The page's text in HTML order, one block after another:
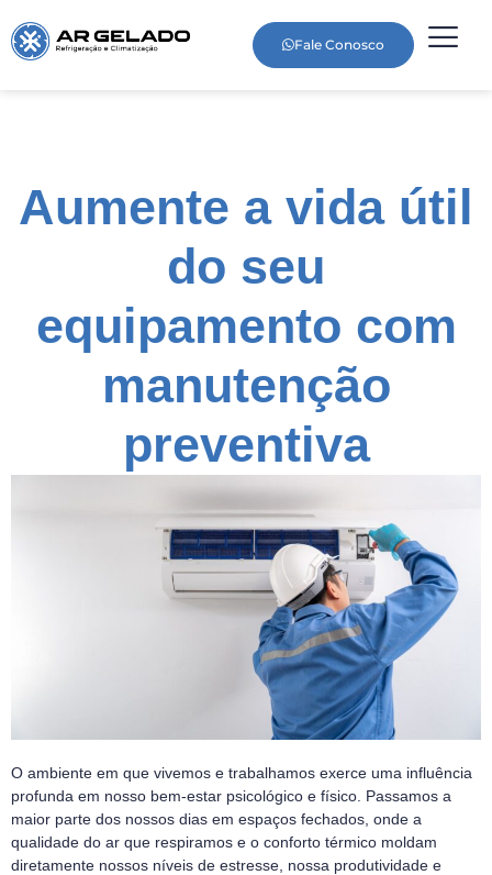
Fale Conosco
Aumente a vida útil
do seu
equipamento com
manutenção
preventiva
O ambiente em que vivemos e trabalhamos exerce uma influência
profunda em nosso bem-estar psicológico e físico. Passamos a
maior parte dos nossos dias em espaços fechados, onde a
qualidade do ar que respiramos e o conforto térmico moldam
diretamente nossos níveis de estresse, nossa produtividade e